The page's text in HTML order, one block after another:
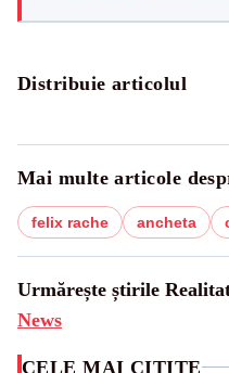
Distribuie articolul
Mai multe articole
felix rache ancheta
Urmărește știrile
News
CELE MAI CITITE